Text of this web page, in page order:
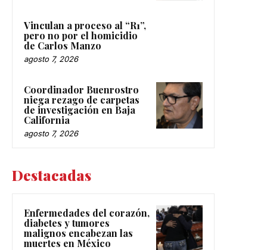
Vinculan a proceso al “R1”,
pero no por el homicidio
de Carlos Manzo
agosto 7, 2026
Coordinador Buenrostro
niega rezago de carpetas
de investigación en Baja
California
agosto 7, 2026
Destacadas
Enfermedades del corazón,
diabetes y tumores
malignos encabezan las
muertes en México